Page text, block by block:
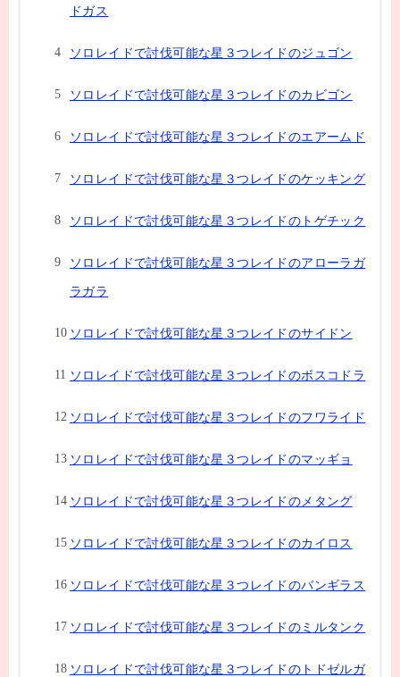
ドガス
ソロレイドで討伐可能な星３つレイドのジュゴン
ソロレイドで討伐可能な星３つレイドのカビゴン
ソロレイドで討伐可能な星３つレイドのエアームド
ソロレイドで討伐可能な星３つレイドのケッキング
ソロレイドで討伐可能な星３つレイドのトゲチック
ソロレイドで討伐可能な星３つレイドのアローラガ
ラガラ
ソロレイドで討伐可能な星３つレイドのサイドン
ソロレイドで討伐可能な星３つレイドのボスコドラ
ソロレイドで討伐可能な星３つレイドのフワライド
ソロレイドで討伐可能な星３つレイドのマッギョ
ソロレイドで討伐可能な星３つレイドのメタング
ソロレイドで討伐可能な星３つレイドのカイロス
ソロレイドで討伐可能な星３つレイドのバンギラス
ソロレイドで討伐可能な星３つレイドのミルタンク
ソロレイドで討伐可能な星３つレイドのトドゼルガ